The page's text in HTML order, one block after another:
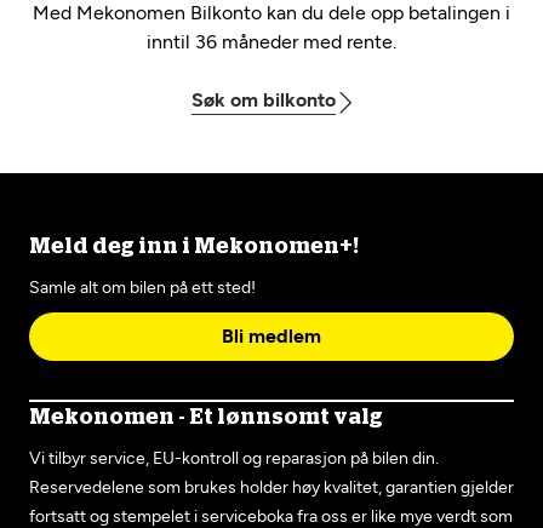
Med Mekonomen Bilkonto kan du dele opp betalingen i
inntil 36 måneder med rente.
Søk om bilkonto
Meld deg inn i Mekonomen+!
Samle alt om bilen på ett sted!
Bli medlem
Mekonomen - Et lønnsomt valg
Vi tilbyr service, EU-kontroll og reparasjon på bilen din.
Reservedelene som brukes holder høy kvalitet, garantien gjelder
fortsatt og stempelet i serviceboka fra oss er like mye verdt som